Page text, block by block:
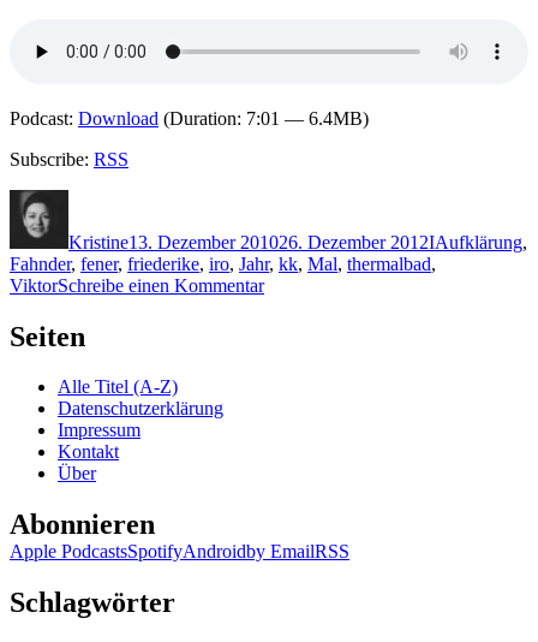
Podcast: Download (Duration: 7:01 — 6.4MB)
Subscribe: RSS
Kristine13. Dezember 201026. Dezember 2012IAufklärung,
Fahnder, fener, friederike, iro, Jahr, kk, Mal, thermalbad,
ViktorSchreibe einen Kommentarzu
Seiten
Alle Titel (A-Z)
Datenschutzerklärung
Impressum
Kontakt
Über
Abonnieren
Apple PodcastsSpotifyAndroidby EmailRSS
Schlagwörter